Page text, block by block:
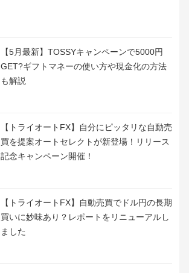
【5月最新】TOSSYキャンペーンで5000円
GET?ギフトマネーの使い方や現金化の方法
も解説
【トライオートFX】自分にピッタリな自動売
買を提案オートセレクトが新登場！リリース
記念キャンペーン開催！
【トライオートFX】自動売買でドル円の長期
買いに妙味あり？レポートをリニューアルし
ました